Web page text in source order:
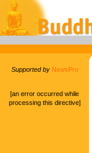
Supported by NewsPro
[an error occurred while
processing this directive]